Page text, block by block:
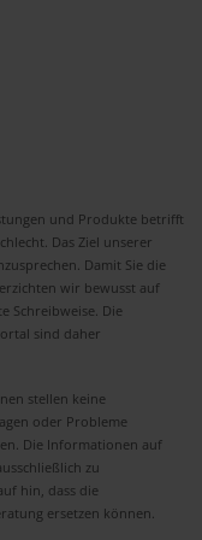
und Produkte betrifft
Das Ziel unserer
Damit Sie die
wir bewusst auf
Schreibweise. Die
sind daher
stellen keine
oder Probleme
Die Informationen auf
zu
hin, dass die
ersetzen können.